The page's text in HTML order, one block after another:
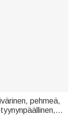
pehmeä,
käyttöön
perheelle,